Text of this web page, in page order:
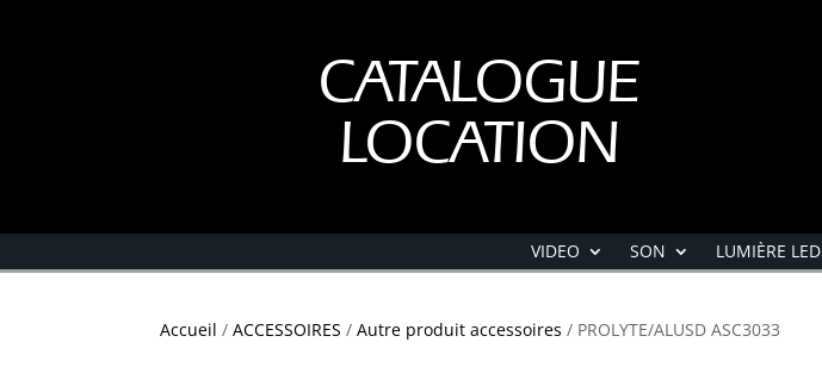
CATALOGUE
LOCATION
VIDEO SON LUMIÈRE LED
Accueil /ACCESSOIRES /Autre produit accessoires / PROLYTE/ALUSD ASC3033